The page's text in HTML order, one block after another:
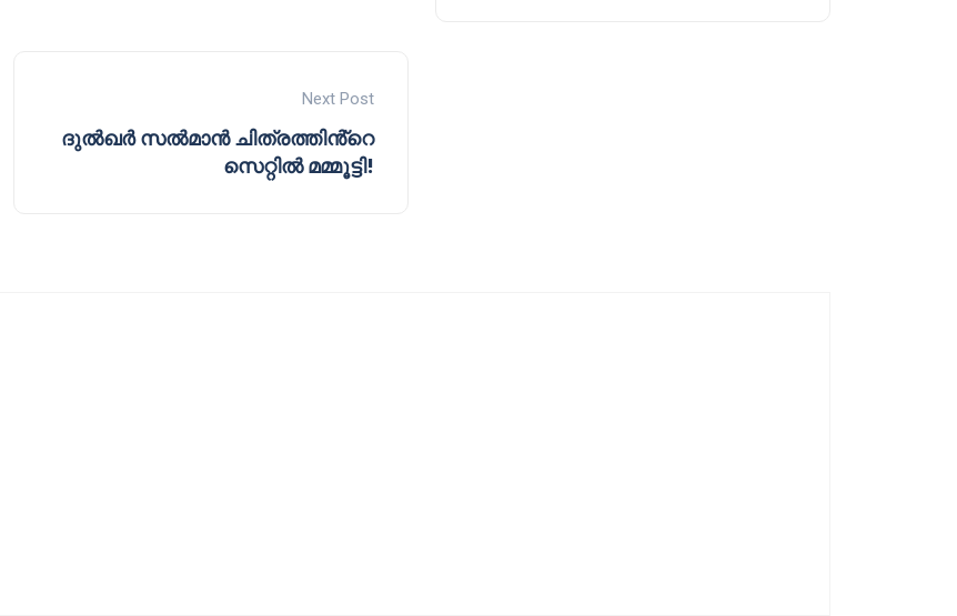
Next Post
ദുൽഖർ സൽമാൻ ചിത്രത്തിൻ്റെ
സെറ്റിൽ മമ്മൂട്ടി!